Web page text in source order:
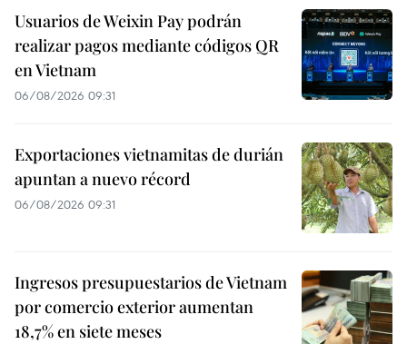
Usuarios de Weixin Pay podrán
realizar pagos mediante códigos QR
en Vietnam
06/08/2026 09:31
Exportaciones vietnamitas de durián
apuntan a nuevo récord
06/08/2026 09:31
Ingresos presupuestarios de Vietnam
por comercio exterior aumentan
18,7% en siete meses